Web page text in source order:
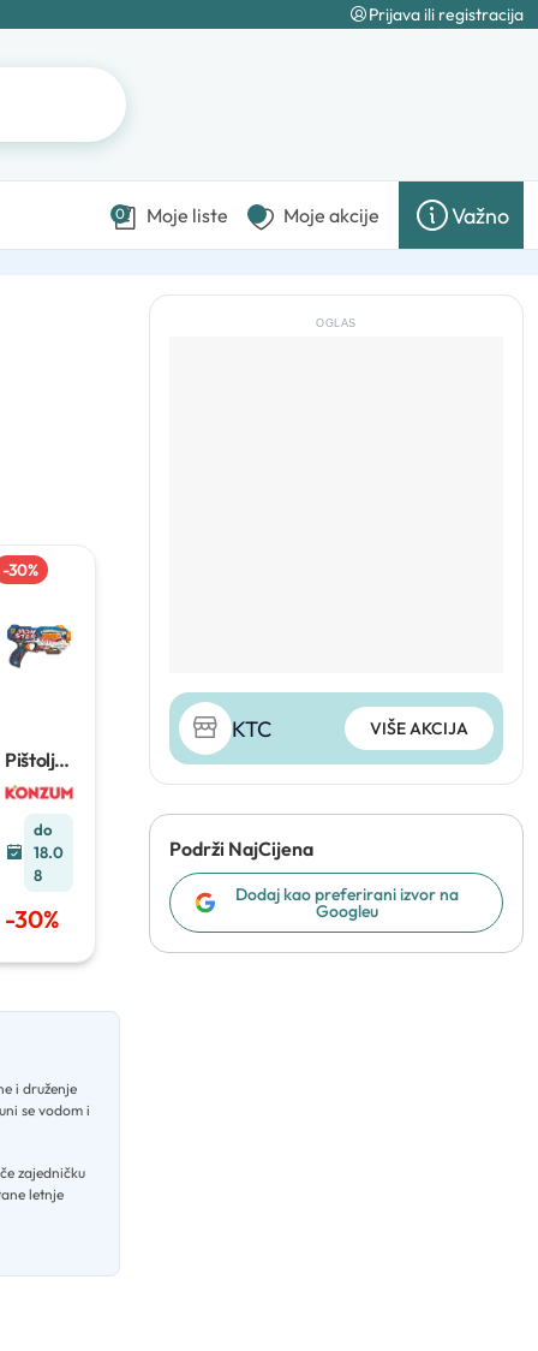
Prijava ili registracija
0 Moje liste Moje akcije Važno
-30%
Pištolji s
pjenasti
m
mecima
do
18.0
8
-30%
i druženje
se vodom i
zajedničku
letnje
OGLAS
KTC VIŠE AKCIJA
Podrži NajCijena
Dodaj kao preferirani izvor na
Googleu